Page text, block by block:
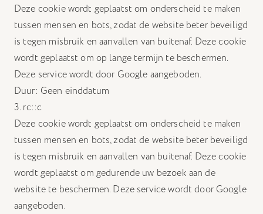
Deze cookie wordt geplaatst om onderscheid te maken
tussen mensen en bots, zodat de website beter beveiligd
is tegen misbruik en aanvallen van buitenaf. Deze cookie
wordt geplaatst om op lange termijn te beschermen.
Deze service wordt door Google aangeboden.
Duur: Geen einddatum
3. rc::c
Deze cookie wordt geplaatst om onderscheid te maken
tussen mensen en bots, zodat de website beter beveiligd
is tegen misbruik en aanvallen van buitenaf. Deze cookie
wordt geplaatst om gedurende uw bezoek aan de
website te beschermen. Deze service wordt door Google
aangeboden.